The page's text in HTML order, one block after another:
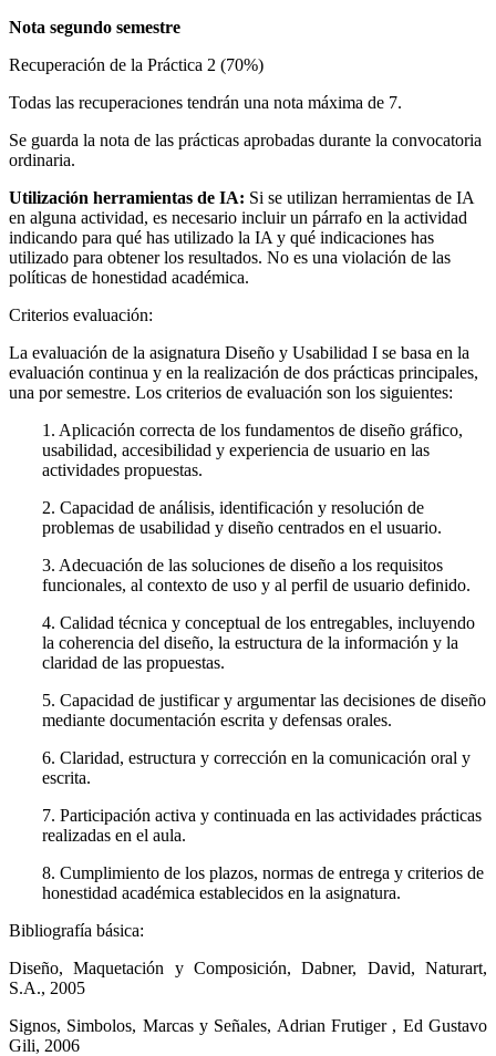
Nota segundo semestre
Recuperación de la Práctica 2 (70%)
Todas las recuperaciones tendrán una nota máxima de 7.
Se guarda la nota de las prácticas aprobadas durante la convocatoria
ordinaria.
Utilización herramientas de IA: Si se utilizan herramientas de IA
en alguna actividad, es necesario incluir un párrafo en la actividad
indicando para qué has utilizado la IA y qué indicaciones has
utilizado para obtener los resultados. No es una violación de las
políticas de honestidad académica.
Criterios evaluación:
La evaluación de la asignatura Diseño y Usabilidad I se basa en la
evaluación continua y en la realización de dos prácticas principales,
una por semestre. Los criterios de evaluación son los siguientes:
1. Aplicación correcta de los fundamentos de diseño gráfico,
usabilidad, accesibilidad y experiencia de usuario en las
actividades propuestas.
2. Capacidad de análisis, identificación y resolución de
problemas de usabilidad y diseño centrados en el usuario.
3. Adecuación de las soluciones de diseño a los requisitos
funcionales, al contexto de uso y al perfil de usuario definido.
4. Calidad técnica y conceptual de los entregables, incluyendo
la coherencia del diseño, la estructura de la información y la
claridad de las propuestas.
5. Capacidad de justificar y argumentar las decisiones de diseño
mediante documentación escrita y defensas orales.
6. Claridad, estructura y corrección en la comunicación oral y
escrita.
7. Participación activa y continuada en las actividades prácticas
realizadas en el aula.
8. Cumplimiento de los plazos, normas de entrega y criterios de
honestidad académica establecidos en la asignatura.
Bibliografía básica:
Diseño, Maquetación y Composición, Dabner, David, Naturart,
S.A., 2005
Signos, Simbolos, Marcas y Señales, Adrian Frutiger , Ed Gustavo
Gili, 2006